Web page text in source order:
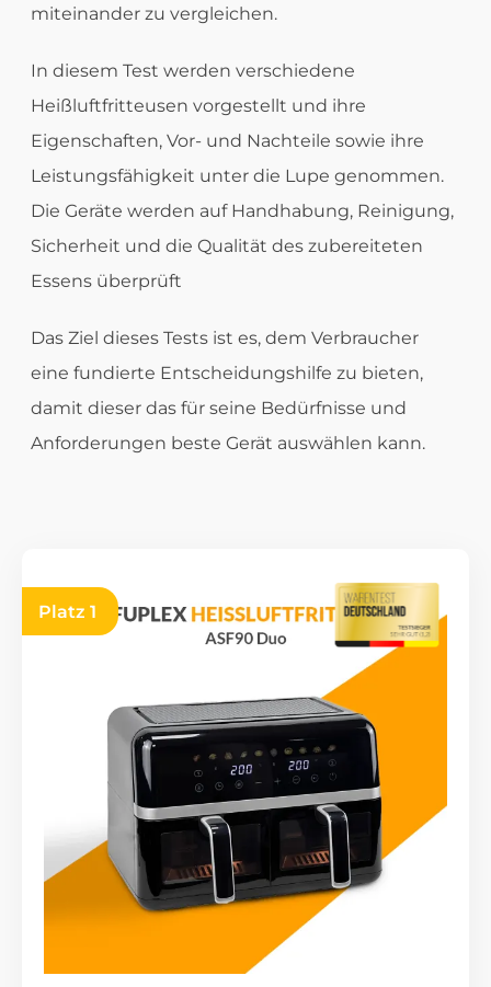
miteinander zu vergleichen.
In diesem Test werden verschiedene
Heißluftfritteusen vorgestellt und ihre
Eigenschaften, Vor- und Nachteile sowie ihre
Leistungsfähigkeit unter die Lupe genommen.
Die Geräte werden auf Handhabung, Reinigung,
Sicherheit und die Qualität des zubereiteten
Essens überprüft
Das Ziel dieses Tests ist es, dem Verbraucher
eine fundierte Entscheidungshilfe zu bieten,
damit dieser das für seine Bedürfnisse und
Anforderungen beste Gerät auswählen kann.
Platz 1